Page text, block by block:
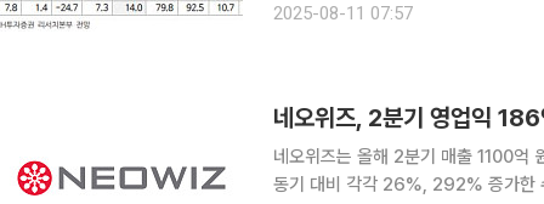
설명했다. 출시 2년이 지났지만 매
2025-08-11 07:57
네오위즈, 2분기 영업익
네오위즈는 올해 2분기 매출 1100억
동기 대비 각각 26%, 292% 증가한